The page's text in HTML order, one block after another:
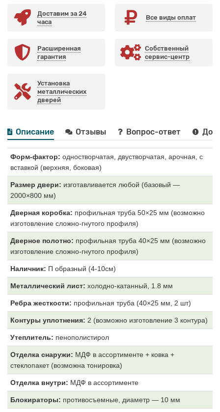
Доставим за 24
часа
Все виды оплат
Расширенная
гарантия
Собственный
сервис-центр
Установка
металлических
дверей
Описание Отзывы Вопрос-ответ
Форм-фактор: одностворчатая, двустворчатая, арочная, с
вставкой (верхняя, боковая)
Размер двери: изготавливается любой (базовый —
2000×800 мм)
Дверная коробка: профильная труба 50×25 мм (возможно
изготовление сложно-гнутого профиля)
Дверное полотно: профильная труба 40×25 мм (возможно
изготовление сложно-гнутого профиля)
Наличник: П образный (4-10см)
Металлический лист: холодно-катанный, 1.8 мм
Ребра жесткости: профильная труба (40×25 мм, 2 шт)
Контуры уплотнения: 2 (возможно изготовление 3 контура)
Утеплитель: пенополистирол
Отделка снаружи: МДФ в ассортименте + ковка +
стеклопакет (возможна тонировка)
Отделка внутри: МДФ в ассортименте
Блокираторы: противосъемные, диаметр — 10 мм